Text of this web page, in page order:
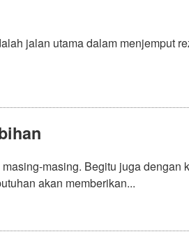
jalan utama dalam menjemput
masing. Begitu juga dengan
akan memberikan...